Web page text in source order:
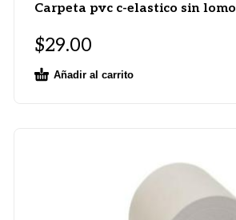
Carpeta pvc c-elastico sin lomo
$29.00
Añadir al carrito